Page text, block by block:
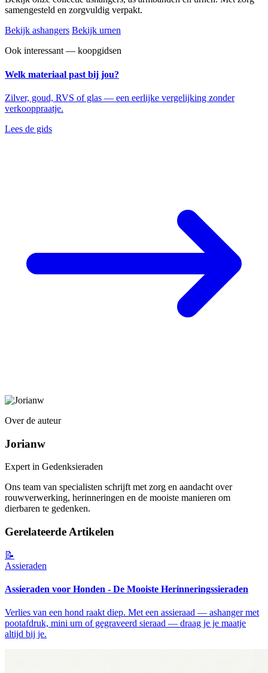
samengesteld en zorgvuldig verpakt.
Bekijk ashangers Bekijk urnen
Ook interessant — koopgidsen
Welk materiaal past bij jou?
Zilver, goud, RVS of glas — een eerlijke vergelijking zonder
verkooppraatje.
Lees de gids
Over de auteur
Jorianw
Expert in Gedenksieraden
Ons team van specialisten schrijft met zorg en aandacht over
rouwverwerking, herinneringen en de mooiste manieren om
dierbaren te gedenken.
Gerelateerde Artikelen
📝
Assieraden
Assieraden voor Honden - De Mooiste Herinneringssieraden
Verlies van een hond raakt diep. Met een assieraad — ashanger met
pootafdruk, mini urn of gegraveerd sieraad — draag je je maatje
altijd bij je.